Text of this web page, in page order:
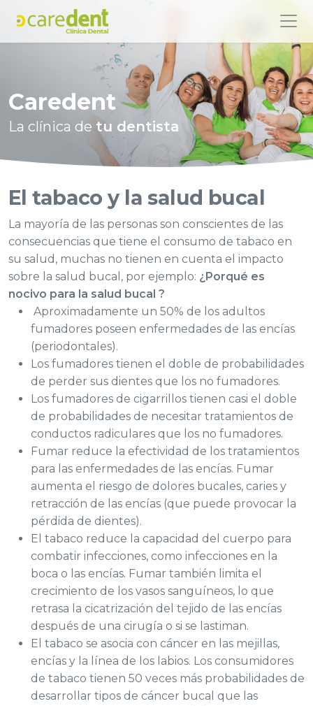
Caredent
La clínica de tu dentista
El tabaco y la salud bucal
La mayoría de las personas son conscientes de las
consecuencias que tiene el consumo de tabaco en
su salud, muchas no tienen en cuenta el impacto
sobre la salud bucal, por ejemplo: ¿Porqué es
nocivo para la salud bucal ?
Aproximadamente un 50% de los adultos
fumadores poseen enfermedades de las encías
(periodontales).
Los fumadores tienen el doble de probabilidades
de perder sus dientes que los no fumadores.
Los fumadores de cigarrillos tienen casi el doble
de probabilidades de necesitar tratamientos de
conductos radiculares que los no fumadores.
Fumar reduce la efectividad de los tratamientos
para las enfermedades de las encías. Fumar
aumenta el riesgo de dolores bucales, caries y
retracción de las encías (que puede provocar la
pérdida de dientes).
El tabaco reduce la capacidad del cuerpo para
combatir infecciones, como infecciones en la
boca o las encías. Fumar también limita el
crecimiento de los vasos sanguíneos, lo que
retrasa la cicatrización del tejido de las encías
después de una cirugía o si se lastiman.
El tabaco se asocia con cáncer en las mejillas,
encías y la línea de los labios. Los consumidores
de tabaco tienen 50 veces más probabilidades de
desarrollar tipos de cáncer bucal que las